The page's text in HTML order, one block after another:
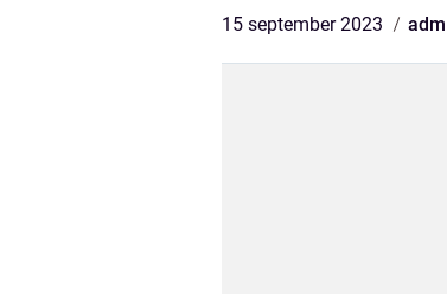
15 september 2023